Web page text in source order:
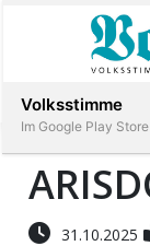
Immobilien
31.10.2025
Volksstimme
Im Google Play Store